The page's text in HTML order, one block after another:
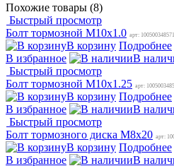
Похожие товары (8)
Быстрый просмотр
Болт тормозной M10x1.0 арт:
В корзину Подробнее
В избранное
В
Быстрый просмотр
Болт тормозной M10x1.25 арт:
В корзину Подробнее
В избранное
В
Быстрый просмотр
Болт тормозного диска М8х20 арт:
В корзину Подробнее
В избранное
В